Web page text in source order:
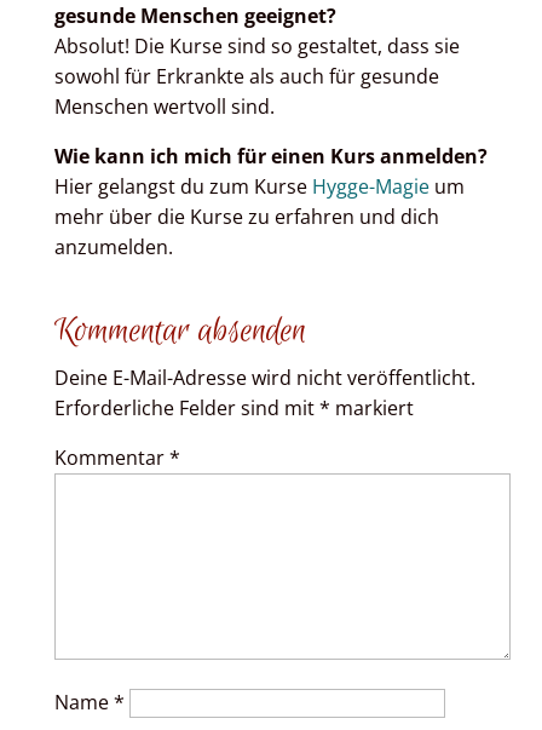
gesunde Menschen geeignet?
Absolut! Die Kurse sind so gestaltet, dass sie
sowohl für Erkrankte als auch für gesunde
Menschen wertvoll sind.
Wie kann ich mich für einen Kurs anmelden?
Hier gelangst du zum Kurse Hygge-Magieum
mehr über die Kurse zu erfahren und dich
anzumelden.
Kommentar absenden
Deine E-Mail-Adresse wird nicht veröffentlicht.
Erforderliche Felder sind mit* markiert
Kommentar*
Name*